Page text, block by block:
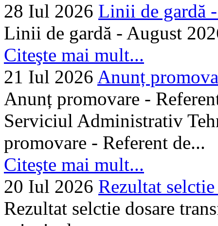
28 Iul 2026 Linii de gardă
Linii de gardă - August
Citeşte mai mult...
21 Iul 2026 Anunț
Anunț promovare -
Serviciul Administrativ
promovare - Referent de...
Citeşte mai mult...
20 Iul 2026 Rezultat
Rezultat selctie dosare